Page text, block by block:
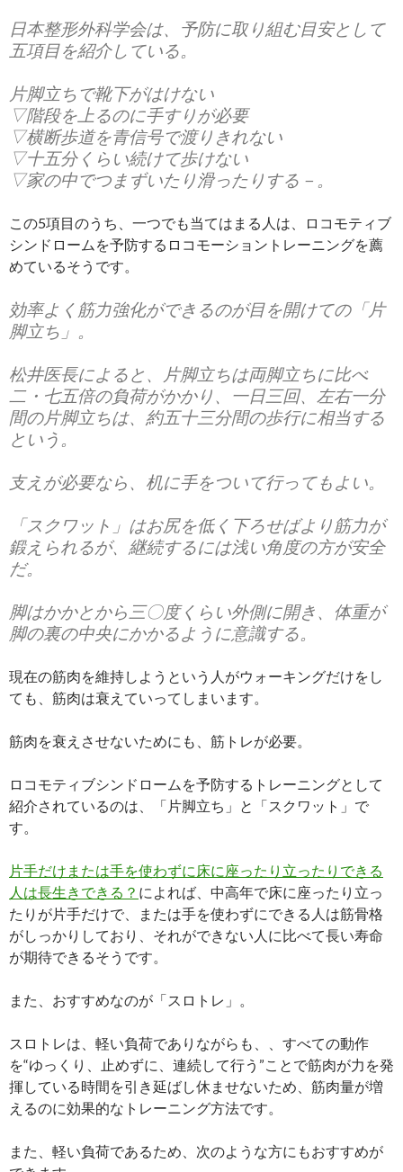
日本整形外科学会は、予防に取り組む目安として
五項目を紹介している。
片脚立ちで靴下がはけない
▽階段を上るのに手すりが必要
▽横断歩道を青信号で渡りきれない
▽十五分くらい続けて歩けない
▽家の中でつまずいたり滑ったりする－。
この5項目のうち、一つでも当てはまる人は、ロコモティブ
シンドロームを予防するロコモーショントレーニングを薦
めているそうです。
効率よく筋力強化ができるのが目を開けての「片
脚立ち」。
松井医長によると、片脚立ちは両脚立ちに比べ
二・七五倍の負荷がかかり、一日三回、左右一分
間の片脚立ちは、約五十三分間の歩行に相当する
という。
支えが必要なら、机に手をついて行ってもよい。
「スクワット」はお尻を低く下ろせばより筋力が
鍛えられるが、継続するには浅い角度の方が安全
だ。
脚はかかとから三〇度くらい外側に開き、体重が
脚の裏の中央にかかるように意識する。
現在の筋肉を維持しようという人がウォーキングだけをし
ても、筋肉は衰えていってしまいます。
筋肉を衰えさせないためにも、筋トレが必要。
ロコモティブシンドロームを予防するトレーニングとして
紹介されているのは、「片脚立ち」と「スクワット」で
す。
片手だけまたは手を使わずに床に座ったり立ったりできる
人は長生きできる？ によれば、中高年で床に座ったり立っ
たりが片手だけで、または手を使わずにできる人は筋骨格
がしっかりしており、それができない人に比べて長い寿命
が期待できるそうです。
また、おすすめなのが「スロトレ」。
スロトレは、軽い負荷でありながらも、、すべての動作
を“ゆっくり、止めずに、連続して行う”ことで筋肉が力を発
揮している時間を引き延ばし休ませないため、筋肉量が増
えるのに効果的なトレーニング方法です。
また、軽い負荷であるため、次のような方にもおすすめが